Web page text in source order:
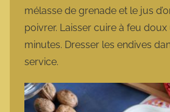
mélasse de grenade et le jus
poivrer. Laisser cuire à feu
minutes. Dresser les endives
service.